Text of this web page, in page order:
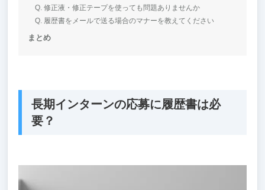
Q. 修正液・修正テープを使っても問題ありませんか
Q. 履歴書をメールで送る場合のマナーを教えてください
まとめ
長期インターンの応募に履歴書は必
要？